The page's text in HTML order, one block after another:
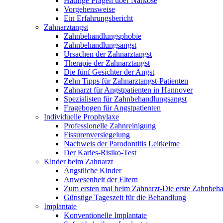
Vorgehensweise
Ein Erfahrungsbericht
Zahnarztangst
Zahnbehandlungsphobie
Zahnbehandlungsangst
Ursachen der Zahnarztangst
Therapie der Zahnarztangst
Die fünf Gesichter der Angst
Zehn Tipps für Zahnarztangst-Patienten
Zahnarzt für Angstpatienten in Hannover
Spezialisten für Zahnbehandlungsangst
Fragebogen für Angstpatienten
Individuelle Prophylaxe
Professionelle Zahnreinigung
Fissurenversiegelung
Nachweis der Parodontitis Leitkeime
Der Karies-Risiko-Test
Kinder beim Zahnarzt
Ängstliche Kinder
Anwesenheit der Eltern
Zum ersten mal beim Zahnarzt-Die erste
Günstige Tageszeit für die Behandlung
Implantate
Konventionelle Implantate